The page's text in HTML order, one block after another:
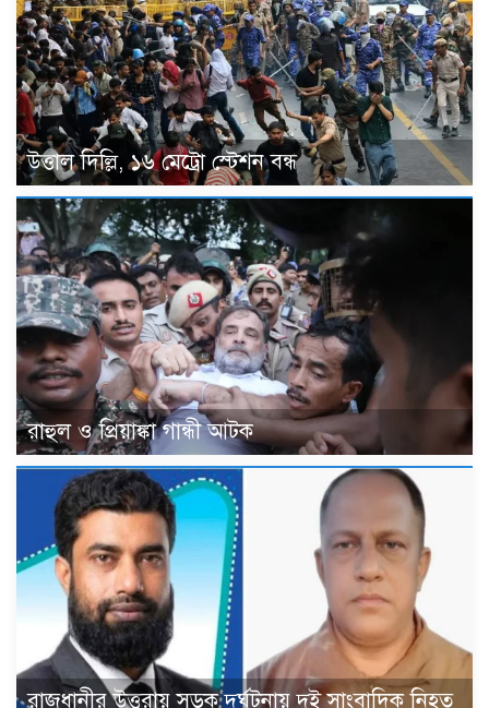
উত্তাল দিল্লি, ১৬ মেট্রো স্টেশন বন্ধ
রাহুল ও প্রিয়াঙ্কা গান্ধী আটক
রাজধানীর উত্তরায় সড়ক দুর্ঘটনায় দুই সাংবাদিক নিহত